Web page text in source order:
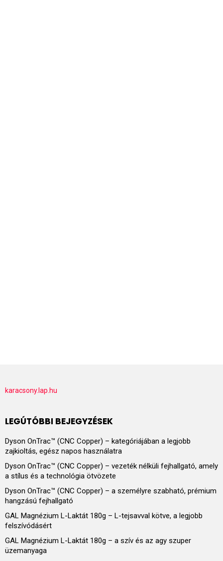
karacsony.lap.hu
LEGÚTÓBBI BEJEGYZÉSEK
Dyson OnTrac™ (CNC Copper) – kategóriájában a legjobb
zajkioltás, egész napos használatra
Dyson OnTrac™ (CNC Copper) – vezeték nélküli fejhallgató, amely
a stílus és a technológia ötvözete
Dyson OnTrac™ (CNC Copper) – a személyre szabható, prémium
hangzású fejhallgató
GAL Magnézium L-Laktát 180g – L-tejsavval kötve, a legjobb
felszívódásért
GAL Magnézium L-Laktát 180g – a szív és az agy szuper
üzemanyaga